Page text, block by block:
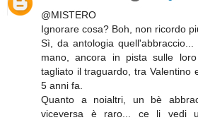
@MISTERO
Ignorare cosa? Boh, non ricordo
Sì, da antologia
mano, ancora in pista sulle
tagliato il traguardo, tra Valentino
5 anni fa.
Quanto a noialtri, un bè
viceversa è raro... ce li vedi